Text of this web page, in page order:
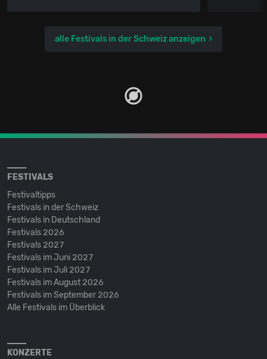
alle Festivals in der Schweiz anzeigen
FESTIVALS
Festivaltipps
Festivals in der Schweiz
Festivals in Deutschland
Festivals 2026
Festivals 2027
Festivals im Juni 2027
Festivals im Juli 2027
Festivals im August 2026
Festivals im September 2026
Alle Festivals im Überblick
KONZERTE